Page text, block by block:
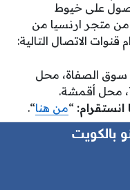
على خيوط
متجر ارنسيا من
الاتصال التالية:
سوق الصفاة، محل
“من هنا“.